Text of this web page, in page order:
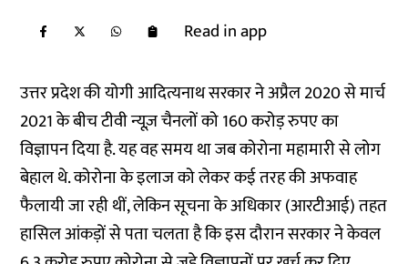
Read in app
उत्तर प्रदेश की योगी आदित्यनाथ सरकार ने अप्रैल 2020 से मार्च
2021 के बीच टीवी न्यूज़ चैनलों को 160 करोड़ रुपए का
विज्ञापन दिया है. यह वह समय था जब कोरोना महामारी से लोग
बेहाल थे. कोरोना के इलाज को लेकर कई तरह की अफवाह
फैलायी जा रही थीं, लेकिन सूचना के अधिकार (आरटीआई) तहत
हासिल आंकड़ों से पता चलता है कि इस दौरान सरकार ने केवल